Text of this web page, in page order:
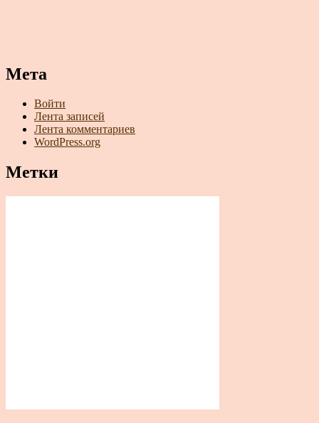
Мета
Войти
Лента записей
Лента комментариев
WordPress.org
Метки